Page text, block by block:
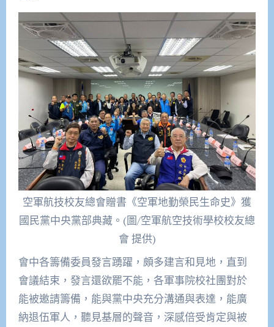
空軍航技校友總會贈書《空軍地勤榮民生命史》獲
國民黨中央黨部典藏。(圖/空軍航空技術學校校友總
會 提供)
會中各籌備委員發言踴躍，頗多建言和見地，直到
會議結束，發言還欲罷不能，各軍事院校社團對於
能被邀請籌備，能與黨中央充分溝通與表達，能廣
納退伍軍人，聽見基層的聲音，深感倍受肯定與被